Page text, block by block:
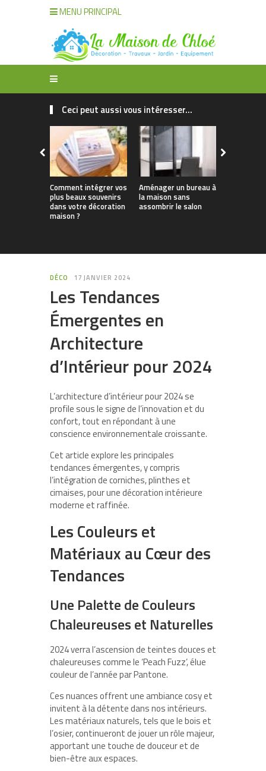
MENU PRINCIPAL
Ceci peut aussi vous intéresser...
Comment intégrer vos
plus beaux souvenirs
dans votre décoration
maison ?
Aménager un bureau à
la maison sans
assombrir le salon
DÉCO 17 JANVIER 2024
Les Tendances
Émergentes en
Architecture
d’Intérieur pour 2024
L’architecture d’intérieur pour 2024 se
profile sous le signe de l’innovation et du
confort, tout en répondant à une
conscience environnementale croissante.
Cet article explore les principales
tendances émergentes, y compris
l’intégration de corniches, plinthes et
cimaises, pour une décoration intérieure
moderne et raffinée.
Les Couleurs et
Matériaux au Cœur des
Tendances
Une Palette de Couleurs
Chaleureuses et Naturelles
2024 verra l’ascension de teintes douces et
chaleureuses comme le ‘Peach Fuzz’, élue
couleur de l’année par Pantone.
Ces nuances offrent une ambiance cosy et
invitent à la détente dans nos intérieurs.
Les matériaux naturels, tels que le bois et
l’osier, continueront de jouer un rôle majeur,
apportant une touche de douceur et de
bien-être aux espaces.